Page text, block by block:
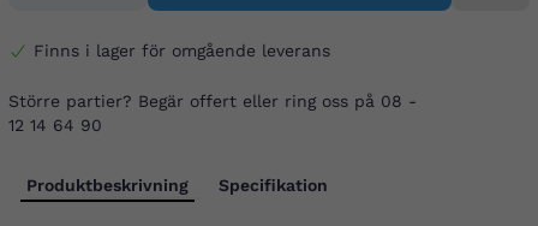
Finns i lager för omgående leverans
Större partier? Begär offert eller ring oss på 08 -
12 14 64 90
Produktbeskrivning Specifikation